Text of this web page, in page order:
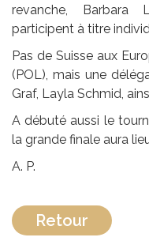
revanche, Barbara
participent à titre
Pas de Suisse aux
(POL), mais une
Graf, Layla Schmid,
A débuté aussi le
la grande finale aura
A. P.
Retour